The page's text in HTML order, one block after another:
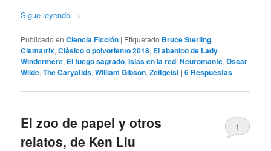
Sigue leyendo →
Publicado en Ciencia Ficción | Etiquetado Bruce Sterling,
Cismatrix,Clásico o polvoriento 2018, El abanico de Lady
Windermere, El fuego sagrado,Islas en la red,Neuromante,Oscar
Wilde,The Caryatids,William Gibson,Zeitgeist |6 Respuestas
El zoo de papel y otros
relatos, de Ken Liu
1